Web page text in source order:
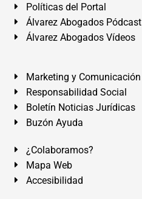
Políticas del Portal
Álvarez Abogados Pódcast
Álvarez Abogados Vídeos
Marketing y Comunicación
Responsabilidad Social
Boletín Noticias Jurídicas
Buzón Ayuda
¿Colaboramos?
Mapa Web
Accesibilidad